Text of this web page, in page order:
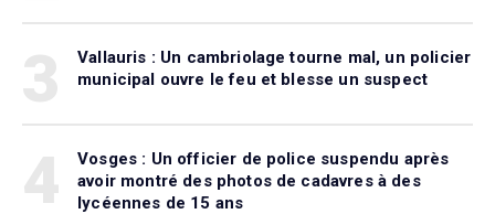
Vallauris : Un cambriolage tourne mal, un policier
municipal ouvre le feu et blesse un suspect
Vosges : Un officier de police suspendu après
avoir montré des photos de cadavres à des
lycéennes de 15 ans